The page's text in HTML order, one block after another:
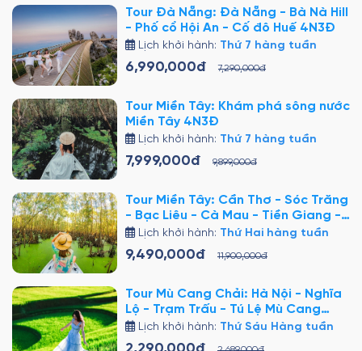
Tour Đà Nẵng: Đà Nẵng - Bà Nà Hill
- Phố cổ Hội An - Cố đô Huế 4N3Đ
Lịch khởi hành: Thứ 7 hàng tuần
6,990,000đ 7,290,000đ
Tour Miền Tây: Khám phá sông nước
Miền Tây 4N3Đ
Lịch khởi hành: Thứ 7 hàng tuần
7,999,000đ 9,899,000đ
Tour Miền Tây: Cần Thơ - Sóc Trăng
- Bạc Liêu - Cà Mau - Tiền Giang -
Bến Tre - Sài Gòn 5N4Đ
Lịch khởi hành: Thứ Hai hàng tuần
9,490,000đ 11,900,000đ
Tour Mù Cang Chải: Hà Nội - Nghĩa
Lộ - Trạm Trấu - Tú Lệ Mù Cang
Chải 3N2Đ
Lịch khởi hành: Thứ Sáu Hàng tuần